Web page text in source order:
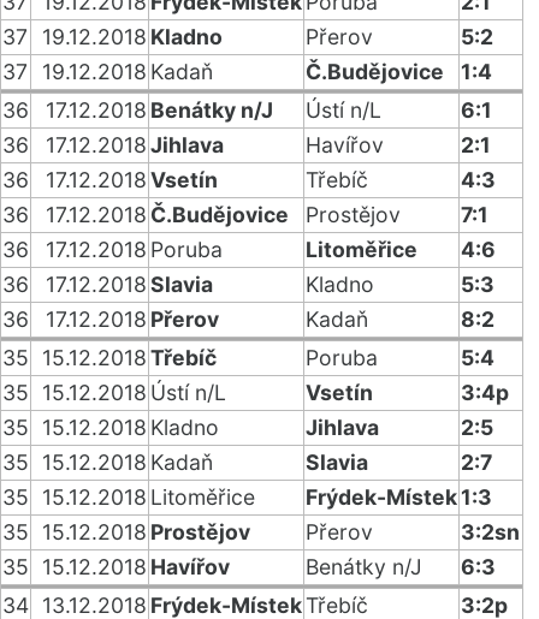
37
19.12.2018 Kladno Přerov
5:2
37
19.12.2018 Kadaň Č.Budějovice
1:4
36
17.12.2018 Benátky n/J Ústí n/L
6:1
36
17.12.2018Jihlava Havířov
2:1
36
17.12.2018Vsetín Třebíč
4:3
36
17.12.2018 Č.Budějovice Prostějov
7:1
36
17.12.2018 Poruba Litoměřice
4:6
36
17.12.2018Slavia Kladno
5:3
36
17.12.2018 Přerov Kadaň
8:2
35
15.12.2018Třebíč Poruba
5:4
35
15.12.2018 Ústí n/L Vsetín
3:4p
35
15.12.2018 Kladno Jihlava
2:5
35
15.12.2018 Kadaň Slavia
2:7
35
15.12.2018 Litoměřice Frýdek-Místek1:3
35
15.12.2018 Prostějov Přerov
3:2sn
35
15.12.2018 Havířov Benátky n/J
6:3
34 13.12.2018 Frýdek-MístekTřebíč
3:2p